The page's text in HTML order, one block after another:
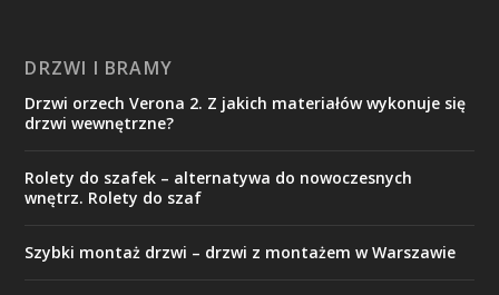
DRZWI I BRAMY
Drzwi orzech Verona 2. Z jakich materiałów wykonuje się
drzwi wewnętrzne?
Rolety do szafek – alternatywa do nowoczesnych
wnętrz. Rolety do szaf
Szybki montaż drzwi – drzwi z montażem w Warszawie